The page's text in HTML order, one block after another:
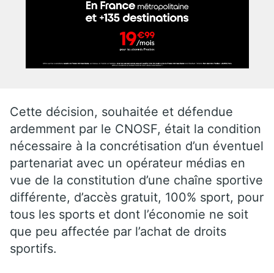
Cette décision, souhaitée et défendue
ardemment par le CNOSF, était la condition
nécessaire à la concrétisation d’un éventuel
partenariat avec un opérateur médias en
vue de la constitution d’une chaîne sportive
différente, d’accès gratuit, 100% sport, pour
tous les sports et dont l’économie ne soit
que peu affectée par l’achat de droits
sportifs.